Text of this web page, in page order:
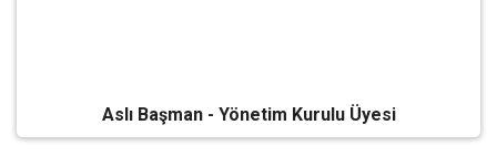
Aslı Başman - Yönetim Kurulu Üyesi